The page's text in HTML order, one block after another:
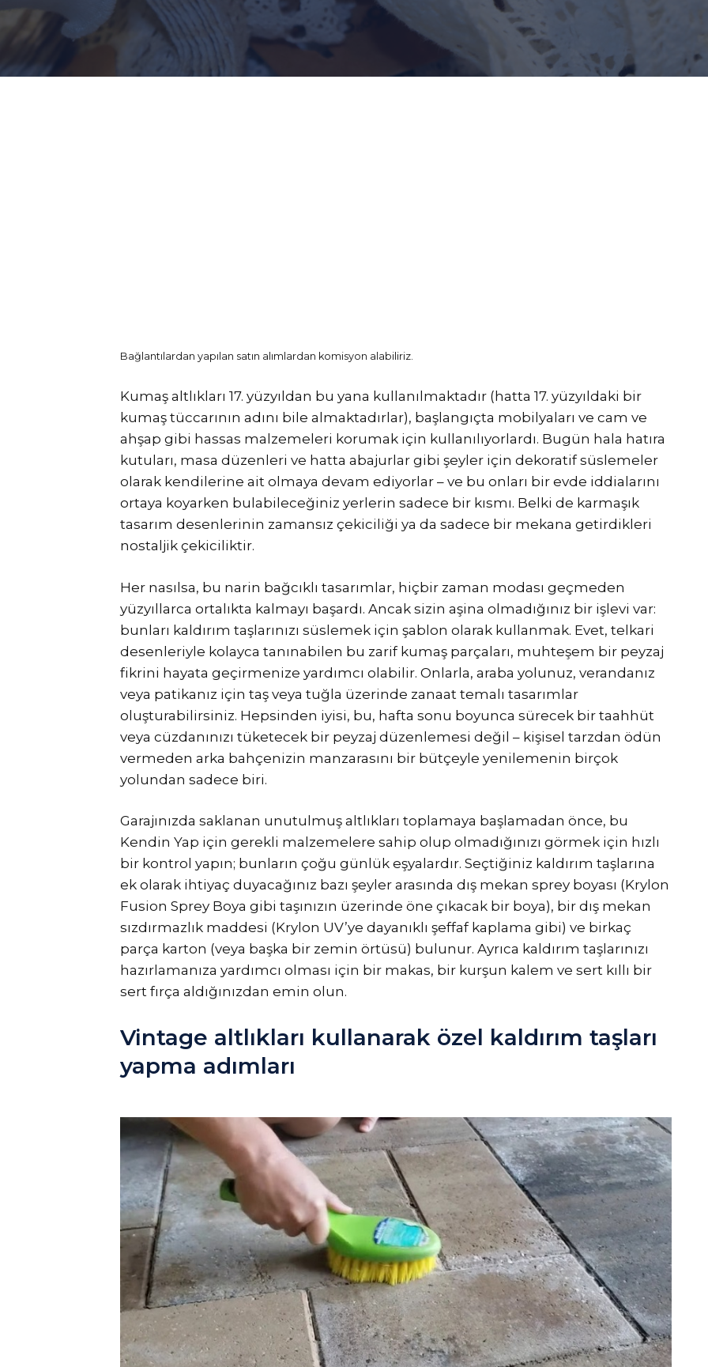
Bağlantılardan yapılan satın alımlardan komisyon alabiliriz.
Kumaş altlıkları 17. yüzyıldan bu yana kullanılmaktadır (hatta 17. yüzyıldaki bir
kumaş tüccarının adını bile almaktadırlar), başlangıçta mobilyaları ve cam ve
ahşap gibi hassas malzemeleri korumak için kullanılıyorlardı. Bugün hala hatıra
kutuları, masa düzenleri ve hatta abajurlar gibi şeyler için dekoratif süslemeler
olarak kendilerine ait olmaya devam ediyorlar – ve bu onları bir evde iddialarını
ortaya koyarken bulabileceğiniz yerlerin sadece bir kısmı. Belki de karmaşık
tasarım desenlerinin zamansız çekiciliği ya da sadece bir mekana getirdikleri
nostaljik çekiciliktir.
Her nasılsa, bu narin bağcıklı tasarımlar, hiçbir zaman modası geçmeden
yüzyıllarca ortalıkta kalmayı başardı. Ancak sizin aşina olmadığınız bir işlevi var:
bunları kaldırım taşlarınızı süslemek için şablon olarak kullanmak. Evet, telkari
desenleriyle kolayca tanınabilen bu zarif kumaş parçaları, muhteşem bir peyzaj
fikrini hayata geçirmenize yardımcı olabilir. Onlarla, araba yolunuz, verandanız
veya patikanız için taş veya tuğla üzerinde zanaat temalı tasarımlar
oluşturabilirsiniz. Hepsinden iyisi, bu, hafta sonu boyunca sürecek bir taahhüt
veya cüzdanınızı tüketecek bir peyzaj düzenlemesi değil – kişisel tarzdan ödün
vermeden arka bahçenizin manzarasını bir bütçeyle yenilemenin birçok
yolundan sadece biri.
Garajınızda saklanan unutulmuş altlıkları toplamaya başlamadan önce, bu
Kendin Yap için gerekli malzemelere sahip olup olmadığınızı görmek için hızlı
bir kontrol yapın; bunların çoğu günlük eşyalardır. Seçtiğiniz kaldırım taşlarına
ek olarak ihtiyaç duyacağınız bazı şeyler arasında dış mekan sprey boyası (Krylon
Fusion Sprey Boya gibi taşınızın üzerinde öne çıkacak bir boya), bir dış mekan
sızdırmazlık maddesi (Krylon UV’ye dayanıklı şeffaf kaplama gibi) ve birkaç
parça karton (veya başka bir zemin örtüsü) bulunur. Ayrıca kaldırım taşlarınızı
hazırlamanıza yardımcı olması için bir makas, bir kurşun kalem ve sert kıllı bir
sert fırça aldığınızdan emin olun.
Vintage altlıkları kullanarak özel kaldırım taşları
yapma adımları